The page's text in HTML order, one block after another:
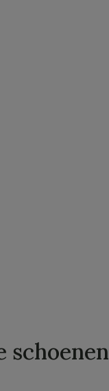
schoenen